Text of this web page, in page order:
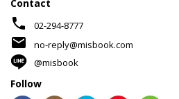
Contact
phone 02-294-8777
mail
no-reply@misbook.com
@misbook
Follow